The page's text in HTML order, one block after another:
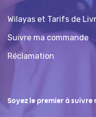
Wilayas et Tarifs de
Suivre ma commande
Réclamation
Soyez le premier à suivre